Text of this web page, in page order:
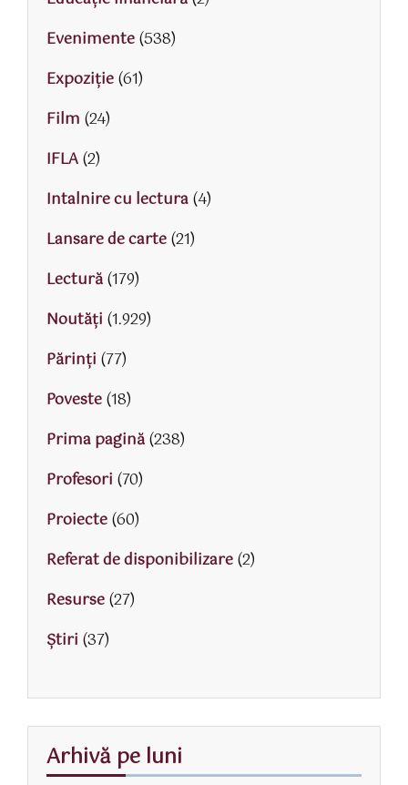
Evenimente(538)
Expoziție(61)
Film (24)
IFLA(2)
Intalnire cu lectura(4)
Lansare de carte(21)
Lectură(179)
Noutăți (1.929)
Părinţi (77)
Poveste(18)
Prima pagină(238)
Profesori (70)
Proiecte(60)
Referat de disponibilizare(2)
Resurse(27)
Știri (37)
Arhivă pe luni